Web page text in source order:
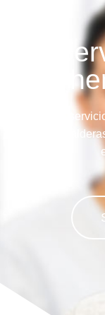
Llame a su
tipo de